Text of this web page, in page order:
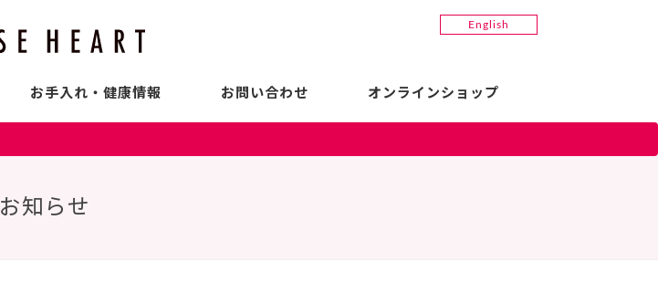
お手入れ・健康情報 お問い合わせ オンラインショップ
English
お知らせ